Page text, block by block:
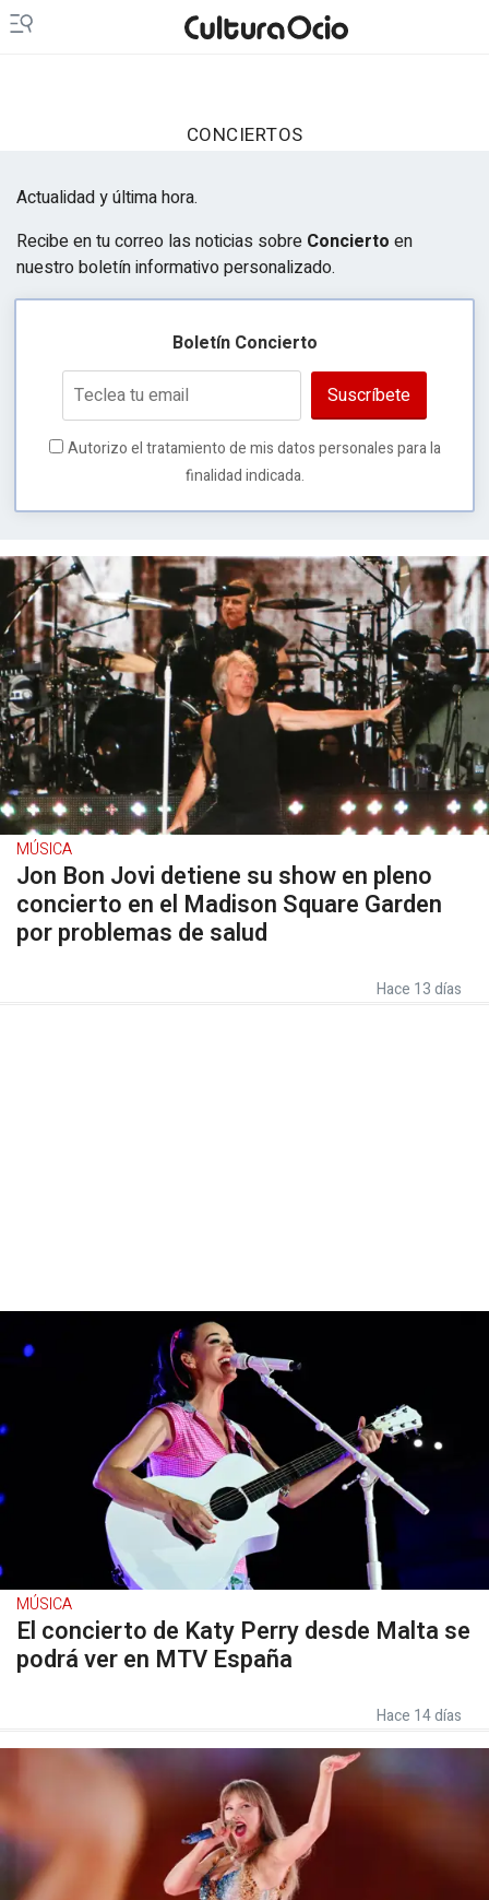
CONCIERTOS
Actualidad y última hora.
Recibe en tu correo las noticias sobre Concierto en
nuestro boletín informativo personalizado.
Boletín Concierto
Suscríbete
Autorizo el tratamiento de mis datos personales para la
finalidad indicada.
MÚSICA
Jon Bon Jovi detiene su show en pleno
concierto en el Madison Square Garden
por problemas de salud
Hace 13 días
MÚSICA
El concierto de Katy Perry desde Malta se
podrá ver en MTV España
Hace 14 días